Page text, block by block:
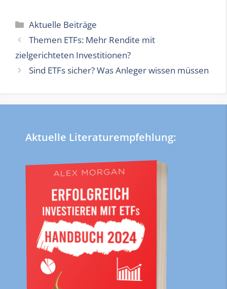
Kategorien
Aktuelle Beiträge
Themen ETFs: Mehr Rendite mit
zielgerichteten Investitionen?
Sind ETFs sicher? Was Anleger wissen müssen
Aktuelle Literaturempfehlung: